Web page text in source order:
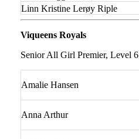
Linn Kristine Lerøy Riple
Viqueens Royals
Senior All Girl Premier, Level 6
Amalie Hansen
Anna Arthur